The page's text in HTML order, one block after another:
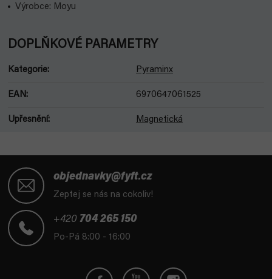
Výrobce: Moyu
DOPLŇKOVÉ PARAMETRY
Kategorie: Pyraminx
EAN: 6970647061525
Upřesnění: Magnetická
objednavky@fyft.cz
Zeptej se nás na cokoliv!
+420 704 265 150
Po-Pá 8:00 - 16:00